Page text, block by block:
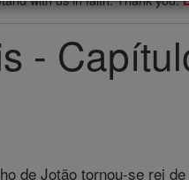
-
de Jotão tornou-se rei